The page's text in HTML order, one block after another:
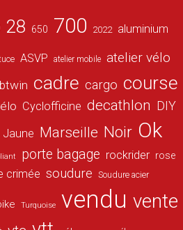
28 650 700 2022 aluminium
ASVP atelier mobile atelier vélo
btwin cadre cargo course
Cyclofficine decathlon DIY
Jaune Marseille Noir Ok
porte bagage rockrider rose
crimée soudure Soudure acier
Turquoise vendu vente